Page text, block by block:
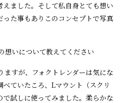
えました。そして私自身とても想い
った事もありこのコンセプトで写真
想いについて教えてください
すが、フォクトレンダーは気にな
ていたころ、Lマウント（スクリ
で試しに使ってみました。柔らかな